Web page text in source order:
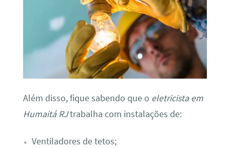
Além disso, fique sabendo que o eletricista em
Humaitá RJtrabalha com instalações de:
Ventiladores de tetos;